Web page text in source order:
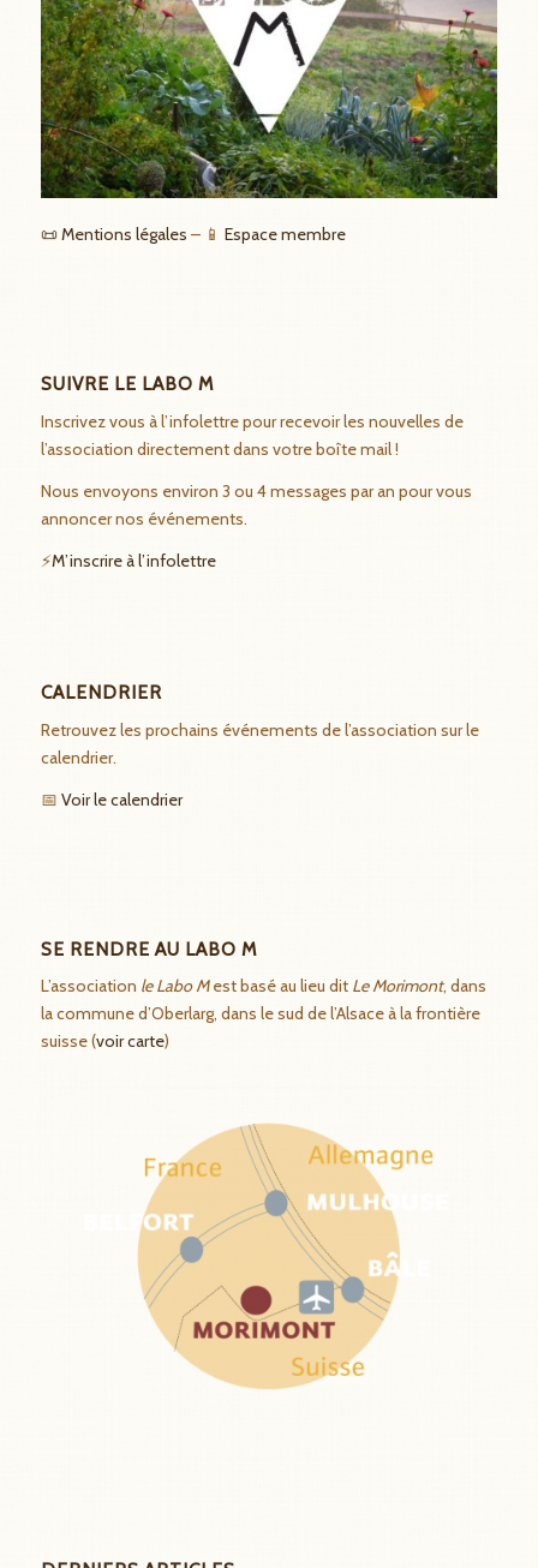
📜 Mentions légales – 📱 Espace membre
SUIVRE LE LABO M
Inscrivez vous à l’infolettre pour recevoir les nouvelles de
l’association directement dans votre boîte mail !
Nous envoyons environ 3 ou 4 messages par an pour vous
annoncer nos événements.
⚡M’inscrire à l’infolettre
CALENDRIER
Retrouvez les prochains événements de l’association sur le
calendrier.
📅 Voir le calendrier
SE RENDRE AU LABO M
L’association le Labo Mest basé au lieu dit Le Morimont, dans
la commune d’Oberlarg, dans le sud de l’Alsace à la frontière
suisse (voir carte)